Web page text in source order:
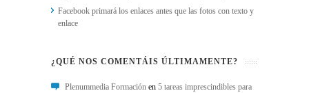
Facebook primará los enlaces antes que las fotos con texto y
enlace
¿QUÉ NOS COMENTÁIS ÚLTIMAMENTE?
Plenummedia Formación en 5 tareas imprescindibles para